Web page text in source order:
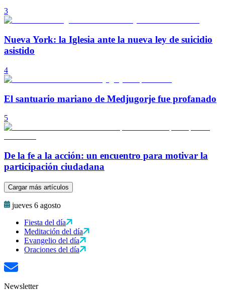
3
Nueva York: la Iglesia ante la nueva ley de suicidio
asistido
4
El santuario mariano de Medjugorje fue profanado
5
De la fe a la acción: un encuentro para motivar la
participación ciudadana
Cargar más artículos
jueves 6 agosto
Fiesta del día
Meditación del día
Evangelio del día
Oraciones del día
Newsletter